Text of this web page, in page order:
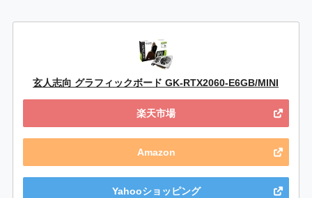
玄人志向 グラフィックボード GK-RTX2060-E6GB/MINI
楽天市場
Amazon
Yahooショッピング